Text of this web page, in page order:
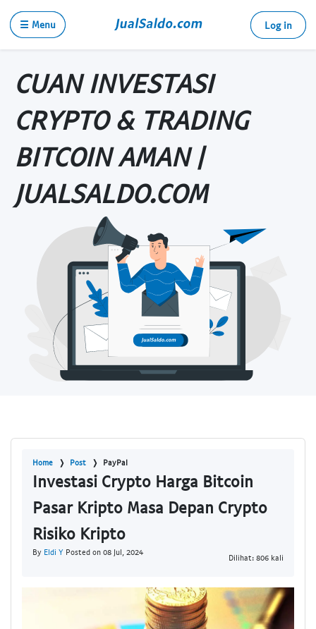
☰ Menu Log in
CUAN INVESTASI
CRYPTO & TRADING
BITCOIN AMAN |
JUALSALDO.COM
Home Post PayPal
Investasi Crypto Harga Bitcoin
Pasar Kripto Masa Depan Crypto
Risiko Kripto
By Eldi Y Posted on 08 Jul, 2024
Dilihat: 806 kali